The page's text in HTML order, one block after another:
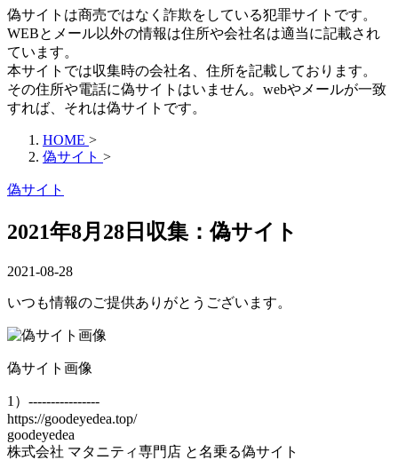
偽サイトは商売ではなく詐欺をしている犯罪サイトです。
WEBとメール以外の情報は住所や会社名は適当に記載され
ています。
本サイトでは収集時の会社名、住所を記載しております。
その住所や電話に偽サイトはいません。webやメールが一致
すれば、それは偽サイトです。
HOME >
偽サイト >
偽サイト
2021年8月28日収集：偽サイト
2021-08-28
いつも情報のご提供ありがとうございます。
偽サイト画像
1）----------------
https://goodeyedea.top/
goodeyedea
株式会社 マタニティ専門店 と名乗る偽サイト